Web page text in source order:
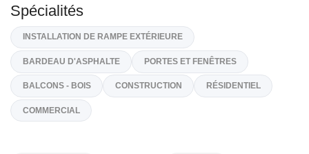
46, R Marie-Didace, Ste-Anne-De-Sorel
(450) 881-7445
Sur Demande
philippe_joly88@hotmail.com